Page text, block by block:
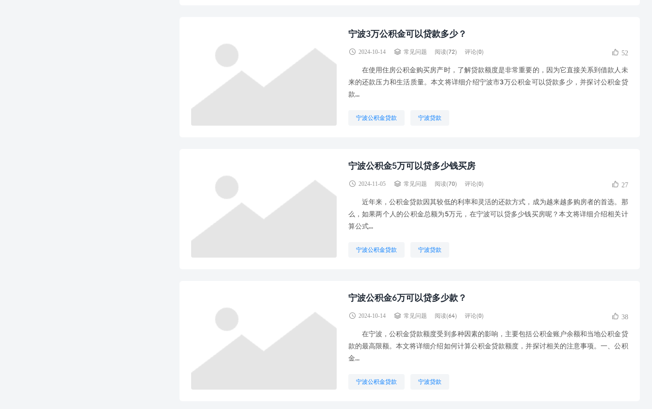
宁波3万公积金可以贷款多少？
2024-10-14 常见问题 阅读(72) 评论(0) 52
在使用住房公积金购买房产时，了解贷款额度是非常重要的，因为它直接关系到借款人未
来的还款压力和生活质量。本文将详细介绍宁波市3万公积金可以贷款多少，并探讨公积金贷
款...
宁波公积金贷款 宁波贷款
宁波公积金5万可以贷多少钱买房
2024-11-05 常见问题 阅读(70) 评论(0) 27
近年来，公积金贷款因其较低的利率和灵活的还款方式，成为越来越多购房者的首选。那
么，如果两个人的公积金总额为5万元，在宁波可以贷多少钱买房呢？本文将详细介绍相关计
算公式...
宁波公积金贷款 宁波贷款
宁波公积金6万可以贷多少款？
2024-10-14 常见问题 阅读(64) 评论(0) 38
在宁波，公积金贷款额度受到多种因素的影响，主要包括公积金账户余额和当地公积金贷
款的最高限额。本文将详细介绍如何计算公积金贷款额度，并探讨相关的注意事项。一、公积
金...
宁波公积金贷款 宁波贷款